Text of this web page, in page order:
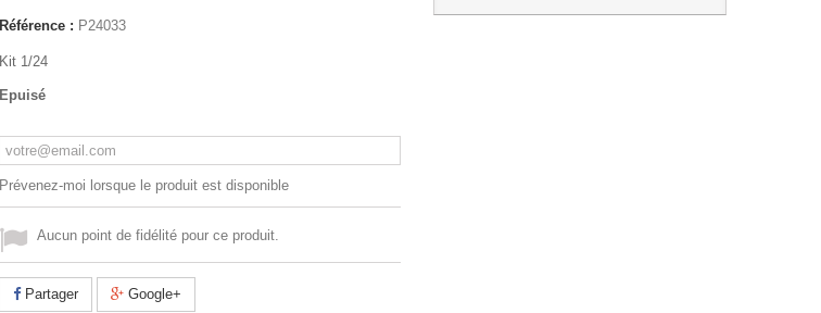
Référence : P24033
Kit 1/24
Epuisé
Prévenez-moi lorsque le produit est disponible
Aucun point de fidélité pour ce produit.
Partager Google+